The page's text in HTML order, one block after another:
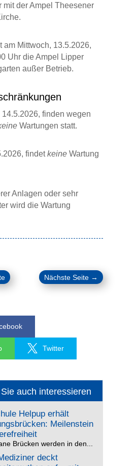
auch interessieren
Helpup erhält
Meilenstein
Brücken werden in den...
deckt
mit der Ampel Theesener
am Mittwoch, 13.5.2026,
Uhr die Ampel Lipper
außer Betrieb.
finden wegen
Wartungen statt.
findetkeineWartung
Anlagen oder sehr
wird die Wartung
Nächste Seite →
Twitter